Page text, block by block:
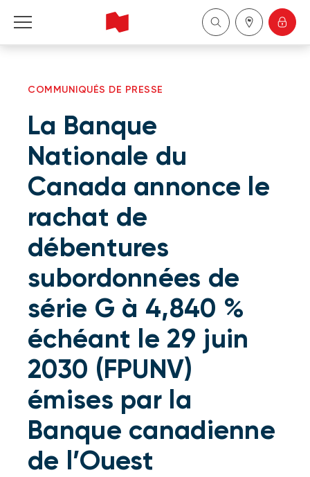
Gestion de patrimoine
À propos de nous
Devenir client
English
COMMUNIQUÉS DE PRESSE
La Banque
Nationale du
Canada annonce le
rachat de
débentures
subordonnées de
série G à 4,840 %
échéant le 29 juin
2030 (FPUNV)
émises par la
Banque canadienne
de l’Ouest